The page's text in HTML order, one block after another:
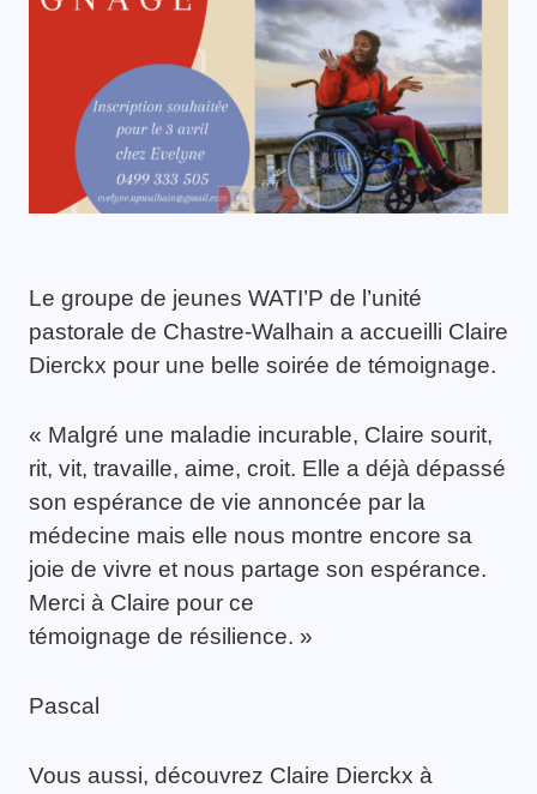
Le groupe de jeunes WATI’P de l’unité
pastorale de Chastre-Walhain a accueilli Claire
Dierckx pour une belle soirée de témoignage.
« Malgré une maladie incurable, Claire sourit,
rit, vit, travaille, aime, croit. Elle a déjà dépassé
son espérance de vie annoncée par la
médecine mais elle nous montre encore sa
joie de vivre et nous partage son espérance.
Merci à Claire pour ce
témoignage de résilience. »
Pascal
Vous aussi, découvrez Claire Dierckx à